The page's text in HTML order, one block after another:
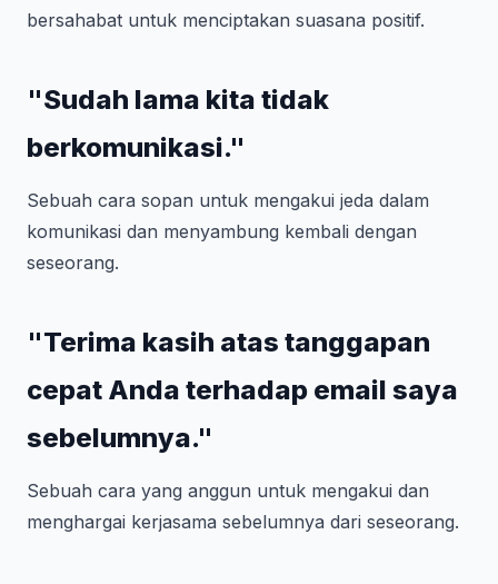
bersahabat untuk menciptakan suasana positif.
"Sudah lama kita tidak
berkomunikasi."
Sebuah cara sopan untuk mengakui jeda dalam
komunikasi dan menyambung kembali dengan
seseorang.
"Terima kasih atas tanggapan
cepat Anda terhadap email saya
sebelumnya."
Sebuah cara yang anggun untuk mengakui dan
menghargai kerjasama sebelumnya dari seseorang.